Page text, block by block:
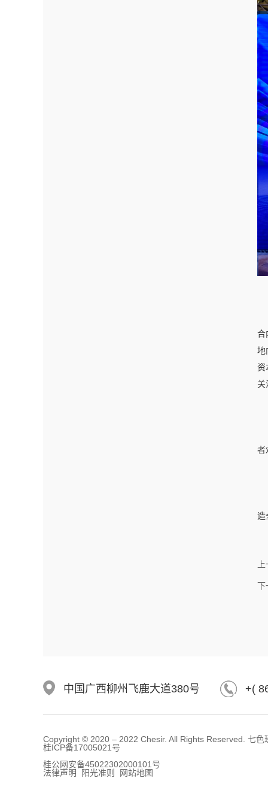
合
地
资
关
者
造
下
中国广西柳州飞鹿大道380号 +(
Copyright © 2020 – 2022 Chesir. All Rights Reserved. 七色
桂ICP备17005021号
桂公网安备45022302000101号
法律声明 阳光准则 网站地图